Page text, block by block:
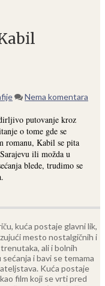
Nema komentara
putovanje kroz
o tome gde se
romanu, Kabil se pita
ili možda u
blede, trudimo se
kuća postaje glavni lik,
mesto nostalgičnih i
ali i bolnih
i bavi se temama
Kuća postaje
film koji se vrti pred